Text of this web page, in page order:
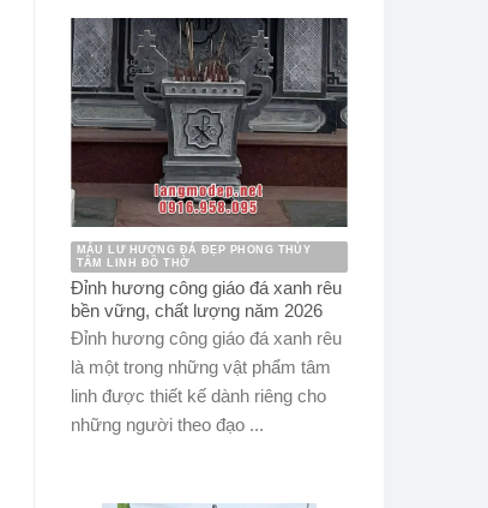
MẪU LƯ HƯƠNG ĐÁ ĐẸP PHONG THỦY
TÂM LINH ĐỒ THỜ
Đỉnh hương công giáo đá xanh rêu
bền vững, chất lượng năm 2026
Đỉnh hương công giáo đá xanh rêu
là một trong những vật phẩm tâm
linh được thiết kế dành riêng cho
những người theo đạo ...